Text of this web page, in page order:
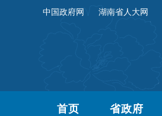
中国政府网 湖南省人大网
首页 省政府